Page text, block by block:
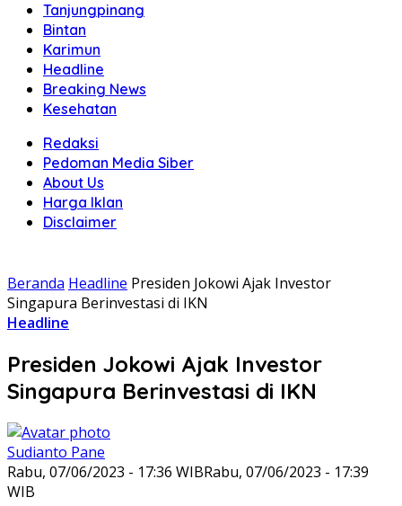
Tanjungpinang
Bintan
Karimun
Headline
Breaking News
Kesehatan
Redaksi
Pedoman Media Siber
About Us
Harga Iklan
Disclaimer
Beranda Headline Presiden Jokowi Ajak Investor
Singapura Berinvestasi di IKN
Headline
Presiden Jokowi Ajak Investor
Singapura Berinvestasi di IKN
Sudianto Pane
Rabu, 07/06/2023 - 17:36 WIBRabu, 07/06/2023 - 17:39
WIB